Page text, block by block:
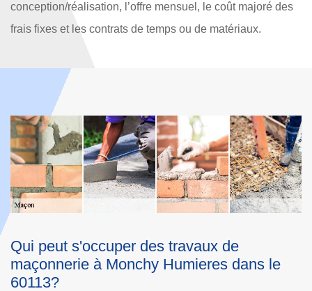
conception/réalisation, l’offre mensuel, le coût majoré des
frais fixes et les contrats de temps ou de matériaux.
Notre service pours travaux de terrasse à
Monchy Humieres